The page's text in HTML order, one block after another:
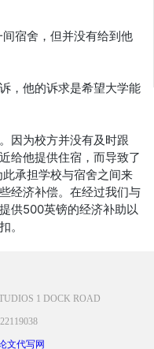
宿舍，但并没有给到他
，他的诉求是希望大学能
因为校方并没有及时跟
给他提供住宿，而导致了
承担学校与宿舍之间来
经济补偿。在经过我们与
供500英镑的经济补助以
。
1 DOCK ROAD
文代写网